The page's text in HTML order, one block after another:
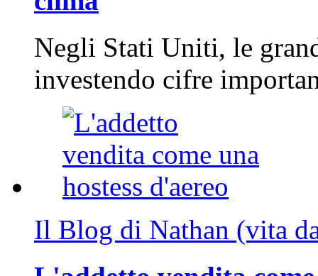
Negli Stati Uniti, le
investendo cifre
Il Blog di Nathan (vita